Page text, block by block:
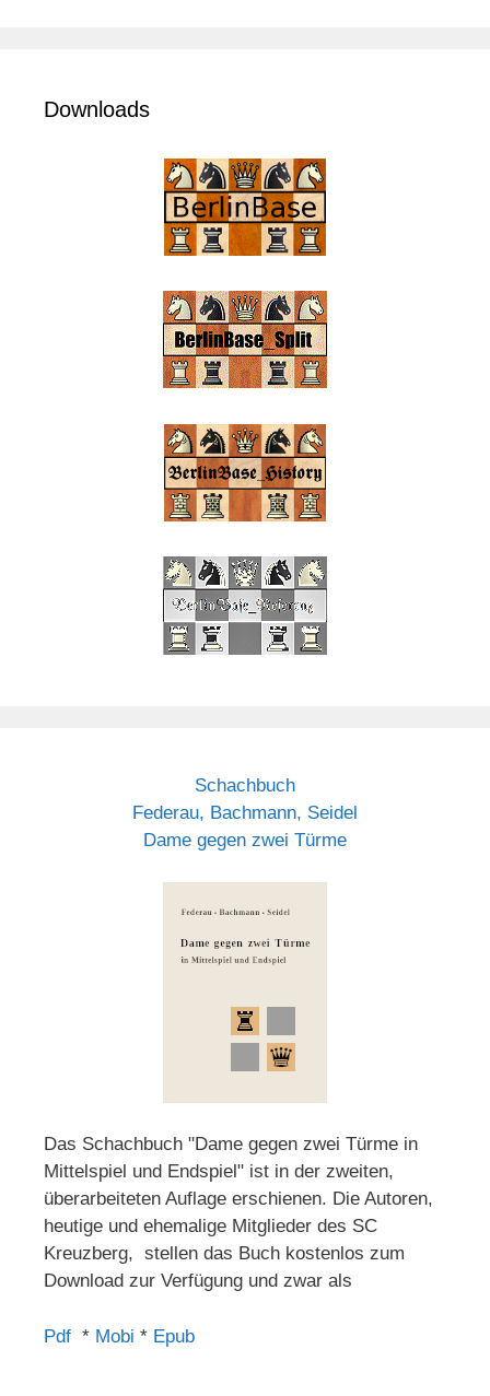
Downloads
Schachbuch
Federau, Bachmann, Seidel
Dame gegen zwei Türme
Das Schachbuch "Dame gegen zwei Türme in
Mittelspiel und Endspiel" ist in der zweiten,
überarbeiteten Auflage erschienen. Die Autoren,
heutige und ehemalige Mitglieder des SC
Kreuzberg, stellen das Buch kostenlos zum
Download zur Verfügung und zwar als
Pdf * Mobi * Epub